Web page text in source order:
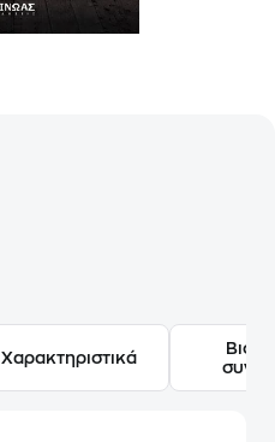
Χαρακτηριστικά